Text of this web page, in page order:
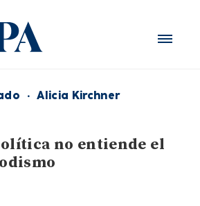
· Alicia Kirchner
no entiende el